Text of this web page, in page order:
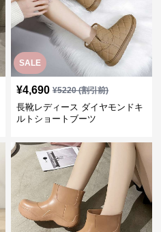
SALE
¥4,690 ¥5220(割引前)
長靴レディース ダイヤモンドキ
ルトショートブーツ